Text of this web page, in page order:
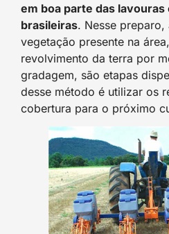
em boa parte das
brasileiras. Nesse
vegetação presente na
revolvimento da terra por
gradagem, são etapas
desse método é utilizar os
cobertura para o próximo